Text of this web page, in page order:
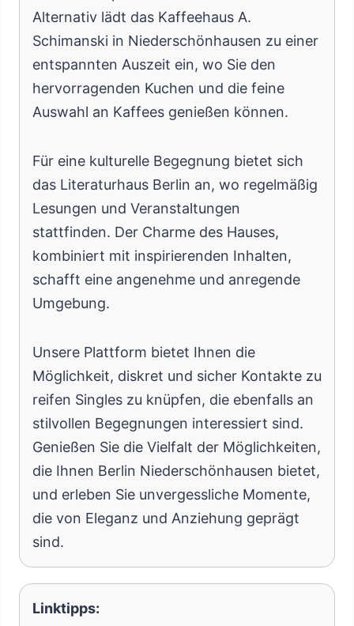
Alternativ lädt das Kaffeehaus A.
Schimanski in Niederschönhausen zu einer
entspannten Auszeit ein, wo Sie den
hervorragenden Kuchen und die feine
Auswahl an Kaffees genießen können.
Für eine kulturelle Begegnung bietet sich
das Literaturhaus Berlin an, wo regelmäßig
Lesungen und Veranstaltungen
stattfinden. Der Charme des Hauses,
kombiniert mit inspirierenden Inhalten,
schafft eine angenehme und anregende
Umgebung.
Unsere Plattform bietet Ihnen die
Möglichkeit, diskret und sicher Kontakte zu
reifen Singles zu knüpfen, die ebenfalls an
stilvollen Begegnungen interessiert sind.
Genießen Sie die Vielfalt der Möglichkeiten,
die Ihnen Berlin Niederschönhausen bietet,
und erleben Sie unvergessliche Momente,
die von Eleganz und Anziehung geprägt
sind.
Linktipps: